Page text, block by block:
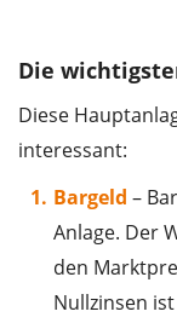
Die
Diese
interessant:
Bargeld –
Anlage. Der
den
Nullzinsen